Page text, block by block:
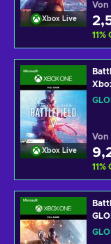
Xbox Live
Von
11%
Xbox Live
Von
11%